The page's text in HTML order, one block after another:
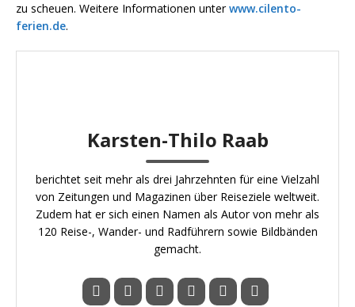
zu scheuen. Weitere Informationen unterwww.cilento-
ferien.de.
Karsten-Thilo Raab
berichtet seit mehr als drei Jahrzehnten für eine Vielzahl
von Zeitungen und Magazinen über Reiseziele weltweit.
Zudem hat er sich einen Namen als Autor von mehr als
120 Reise-, Wander- und Radführern sowie Bildbänden
gemacht.